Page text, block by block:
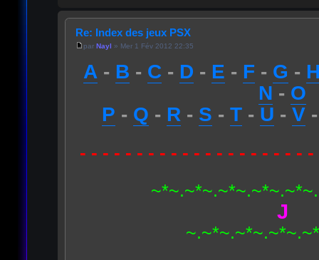
Re: Index des jeux PSX
par Nayl » Mer 1 Fév 2012 22:35
A - B - C - D - E - F - G -
N - O
P - Q - R - S - T- U - V
- - - - - - - - - - - - - - - - - - - -
J